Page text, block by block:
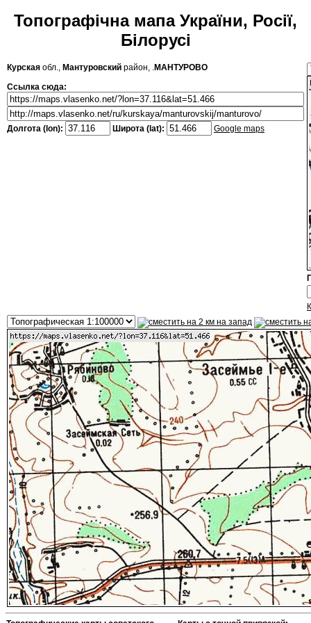
Топографічна мапа України, Росії,
Білорусі
Курская обл., Мантуровский район, .МАНТУРОВО
Ссылка сюда:
Долгота (lon): Широта (lat): Google maps